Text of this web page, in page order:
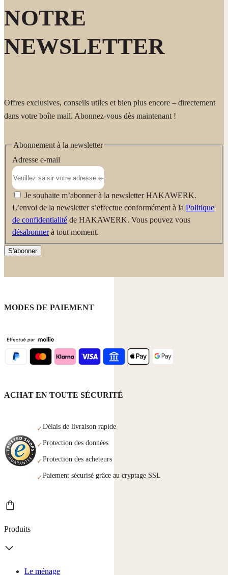
HAKAWERK W. Schlotz GmbH Bahnhofstr. 28 71111
NOTRE
NEWSLETTER
Offres exclusives, conseils utiles et bien plus encore – directement
dans votre boîte mail. Abonnez-vous dès maintenant !
Abonnement à la newsletter
Adresse e-mail
Je souhaite m’abonner à la newsletter HAKAWERK.
L’envoi de la newsletter s’effectue conformément à la Politique
de confidentialité de HAKAWERK. Vous pouvez vous
désabonnerà tout moment.
S'abonner
MODES DE PAIEMENT
ACHAT EN TOUTE SÉCURITÉ
✓Délais de livraison rapide
✓Protection des données
✓Protection des acheteurs
✓Paiement sécurisé grâce au cryptage SSL
Produits
Le ménage